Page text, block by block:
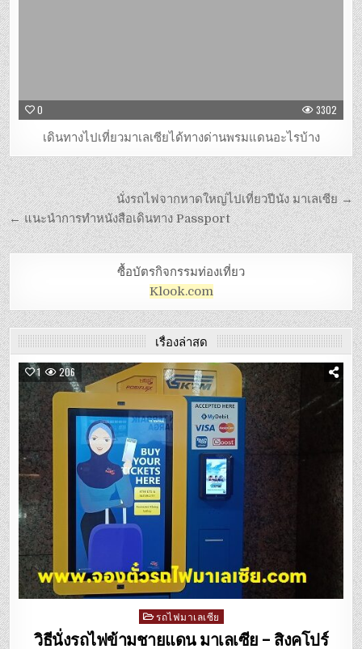
0 3302
เดินทางไปเที่ยวมาเลเซียได้ทางด่านพรมแดนอะไรบ้าง
นั่งรถไฟจากหาดใหญ่ไปเที่ยวปีนัง มาเลเซีย →
← แนะนำการทำหนังสือเดินทาง Passport
ซื้อบัตรกิจกรรมท่องเที่ยว
Klook.com
เรื่องล่าสุด
1 206
Posted
in
รถไฟมาเลเซีย
วิธีนั่งรถไฟข้ามชายแดน มาเลเซีย – สิงคโปร์